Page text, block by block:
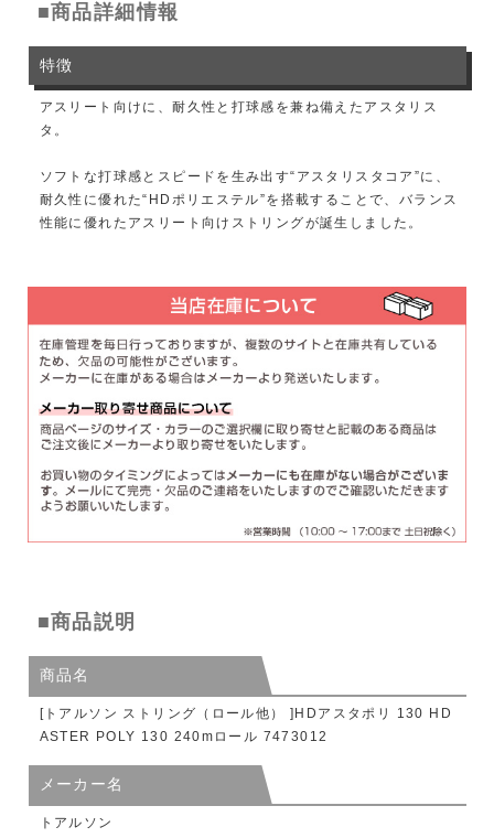
■商品詳細情報
特徴
アスリート向けに、耐久性と打球感を兼ね備えたアスタリス
タ。
ソフトな打球感とスピードを生み出す“アスタリスタコア”に、
耐久性に優れた“HDポリエステル”を搭載することで、バランス
性能に優れたアスリート向けストリングが誕生しました。
■商品説明
商品名
[トアルソン ストリング（ロール他） ]HDアスタポリ 130 HD
ASTER POLY 130 240mロール 7473012
メーカー名
トアルソン